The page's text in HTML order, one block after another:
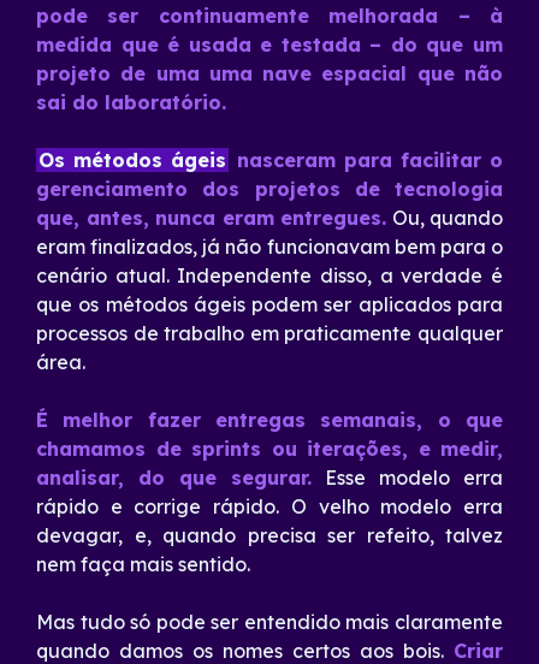
pode ser continuamente melhorada – à
medida que é usada e testada – do que um
projeto de uma uma nave espacial que não
sai do laboratório.
Os métodos ágeis nasceram para facilitar o
gerenciamento dos projetos de tecnologia
que, antes, nunca eram entregues. Ou, quando
eram finalizados, já não funcionavam bem para o
cenário atual. Independente disso, a verdade é
que os métodos ágeis podem ser aplicados para
processos de trabalho em praticamente qualquer
área.
É melhor fazer entregas semanais, o que
chamamos de sprints ou iterações, e medir,
analisar, do que segurar. Esse modelo erra
rápido e corrige rápido. O velho modelo erra
devagar, e, quando precisa ser refeito, talvez
nem faça mais sentido.
Mas tudo só pode ser entendido mais claramente
quando damos os nomes certos aos bois. Criar